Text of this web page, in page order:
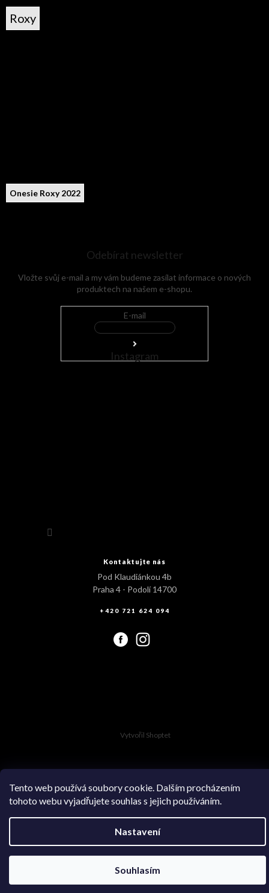
Tento web používá soubory cookie. Dalším procházením
tohoto webu vyjadřujete souhlas s jejich používáním.
Nastavení
Souhlasím
Roxy
Onesie Roxy 2022
Odebírat newsletter
Vložte svůj e-mail a my vám budeme zasílat informace o nových
produktech na našem e-shopu.
E-mail
Instagram
Kontaktujte nás
Pod Klaudiánkou 4b
Praha 4 - Podolí 14700
+420 721 624 094
Vytvořil Shoptet
Copyright 2026Swimsuit.cz. Všechna práva vyhrazena.